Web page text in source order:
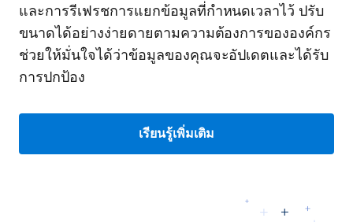
และการรีเฟรชการแยกข้อมูลที่กำหนดเวลาไว้ ปรับ
ขนาดได้อย่างง่ายดายตามความต้องการขององค์กร
ช่วยให้มั่นใจได้ว่าข้อมูลของคุณจะอัปเดตและได้รับ
การปกป้อง
เรียนรู้เพิ่มเติม